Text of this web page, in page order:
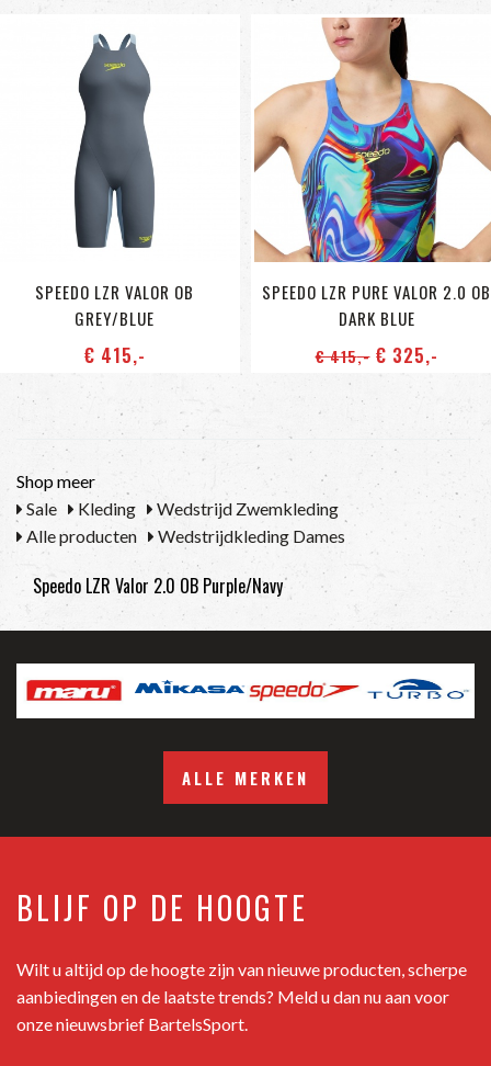
SPEEDO LZR VALOR OB
GREY/BLUE
€ 415,-
SPEEDO LZR PURE VALOR 2.0 OB
DARK BLUE
€ 415,-€ 325,-
Shop meer
Sale
Kleding
Wedstrijd Zwemkleding
Alle producten
Wedstrijdkleding Dames
Speedo LZR Valor 2.0 OB Purple/Navy
ALLE MERKEN
BLIJF OP DE HOOGTE
Wilt u altijd op de hoogte zijn van nieuwe producten, scherpe
aanbiedingen en de laatste trends? Meld u dan nu aan voor
onze nieuwsbrief BartelsSport.